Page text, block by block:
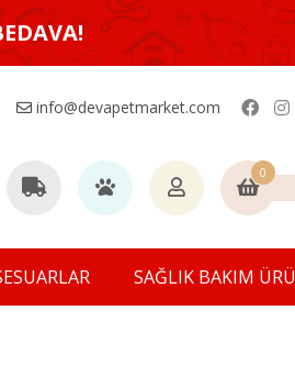
info@devapetmarket.com
0
SAĞLIK BAKIM